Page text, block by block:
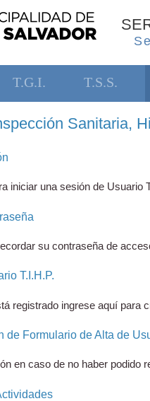
T.G.I. T.S.S.
Sanitaria,
iniciar una sesión de Usuario
su contraseña de
T.I.H.P.
registrado ingrese aquí para
de Formulario de Alta de
en caso de no haber podido